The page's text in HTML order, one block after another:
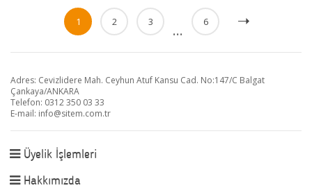
1 2 3 ... 6
Adres: Cevizlidere Mah. Ceyhun Atuf Kansu Cad. No:147/C Balgat
Çankaya/ANKARA
Telefon: 0312 350 03 33
E-mail: info@sitem.com.tr
Üyelik İşlemleri
Hakkımızda